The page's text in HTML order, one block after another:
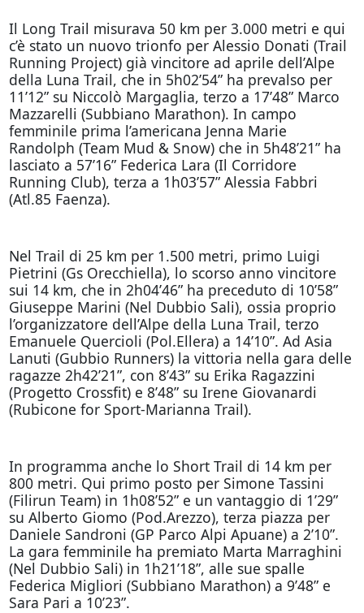
Il Long Trail misurava 50 km per 3.000 metri e qui
c’è stato un nuovo trionfo per Alessio Donati (Trail
Running Project) già vincitore ad aprile dell’Alpe
della Luna Trail, che in 5h02’54” ha prevalso per
11’12” su Niccolò Margaglia, terzo a 17’48” Marco
Mazzarelli (Subbiano Marathon). In campo
femminile prima l’americana Jenna Marie
Randolph (Team Mud & Snow) che in 5h48’21” ha
lasciato a 57’16” Federica Lara (Il Corridore
Running Club), terza a 1h03’57” Alessia Fabbri
(Atl.85 Faenza).
Nel Trail di 25 km per 1.500 metri, primo Luigi
Pietrini (Gs Orecchiella), lo scorso anno vincitore
sui 14 km, che in 2h04’46” ha preceduto di 10’58”
Giuseppe Marini (Nel Dubbio Sali), ossia proprio
l’organizzatore dell’Alpe della Luna Trail, terzo
Emanuele Quercioli (Pol.Ellera) a 14’10”. Ad Asia
Lanuti (Gubbio Runners) la vittoria nella gara delle
ragazze 2h42’21”, con 8’43” su Erika Ragazzini
(Progetto Crossfit) e 8’48” su Irene Giovanardi
(Rubicone for Sport-Marianna Trail).
In programma anche lo Short Trail di 14 km per
800 metri. Qui primo posto per Simone Tassini
(Filirun Team) in 1h08’52” e un vantaggio di 1’29”
su Alberto Giomo (Pod.Arezzo), terza piazza per
Daniele Sandroni (GP Parco Alpi Apuane) a 2’10”.
La gara femminile ha premiato Marta Marraghini
(Nel Dubbio Sali) in 1h21’18”, alle sue spalle
Federica Migliori (Subbiano Marathon) a 9’48” e
Sara Pari a 10’23”.